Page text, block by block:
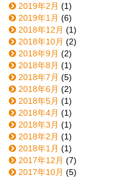
2019年2月 (1)
2019年1月 (6)
2018年12月 (1)
2018年10月 (2)
2018年9月 (2)
2018年8月 (1)
2018年7月 (5)
2018年6月 (2)
2018年5月 (1)
2018年4月 (1)
2018年3月 (1)
2018年2月 (1)
2018年1月 (1)
2017年12月 (7)
2017年10月 (5)